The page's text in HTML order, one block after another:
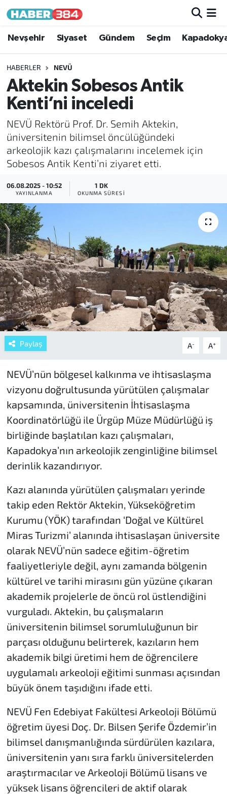
Nevşehir Siyaset Gündem Seçim
HABERLER NEVÜ
Aktekin Sobesos Antik
Kenti’ni inceledi
NEVÜ Rektörü Prof. Dr. Semih Aktekin,
üniversitenin bilimsel öncülüğündeki
arkeolojik kazı çalışmalarını incelemek için
Sobesos Antik Kenti’ni ziyaret etti.
06.08.2025 - 10:52
YAYINLANMA
1 DK
OKUNMA SÜRESI
Paylaş A- A+
NEVÜ’nün bölgesel kalkınma ve ihtisaslaşma
vizyonu doğrultusunda yürütülen çalışmalar
kapsamında, üniversitenin İhtisaslaşma
Koordinatörlüğü ile Ürgüp Müze Müdürlüğü iş
birliğinde başlatılan kazı çalışmaları,
Kapadokya’nın arkeolojik zenginliğine bilimsel
derinlik kazandırıyor.
Kazı alanında yürütülen çalışmaları yerinde
takip eden Rektör Aktekin, Yükseköğretim
Kurumu (YÖK) tarafından ‘Doğal ve Kültürel
Miras Turizmi’ alanında ihtisaslaşan üniversite
olarak NEVÜ’nün sadece eğitim-öğretim
faaliyetleriyle değil, aynı zamanda bölgenin
kültürel ve tarihi mirasını gün yüzüne çıkaran
akademik projelerle de öncü rol üstlendiğini
vurguladı. Aktekin, bu çalışmaların
üniversitenin bilimsel sorumluluğunun bir
parçası olduğunu belirterek, kazıların hem
akademik bilgi üretimi hem de öğrencilere
uygulamalı arkeoloji eğitimi sunması açısından
büyük önem taşıdığını ifade etti.
NEVÜ Fen Edebiyat Fakültesi Arkeoloji Bölümü
öğretim üyesi Doç. Dr. Bilsen Şerife Özdemir’in
bilimsel danışmanlığında sürdürülen kazılara,
üniversitenin yanı sıra farklı üniversitelerden
araştırmacılar ve Arkeoloji Bölümü lisans ve
yüksek lisans öğrencileri de aktif olarak
Nöbetçi Eczaneler
Hava Durumu
Trafik Durumu
Süper Lig Puan Durumu ve Fikstür
Tüm Manşetler
Son Dakika Haberleri
Haber Arşivi